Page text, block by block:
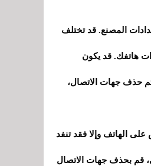
المصنع. قد تختلف
هاتفك. قد يكون
حذف جهات الاتصال،
الهاتف وإلا فقد تنفد
قم بحذف جهات الاتصال